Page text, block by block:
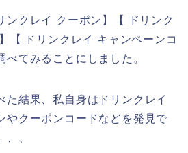
ンクレイ クーポン】【 ドリンク
【 ドリンクレイ キャンペーンコ
べてみることにしました。
た結果、私自身はドリンクレイ
やクーポンコードなどを発見で
、、